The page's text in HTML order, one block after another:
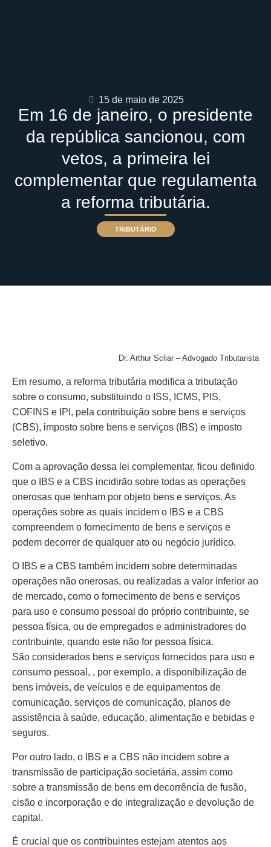
15 de maio de 2025
Em 16 de janeiro, o presidente
da república sancionou, com
vetos, a primeira lei
complementar que regulamenta
a reforma tributária.
TRIBUTÁRIO
Dr. Arthur Scliar – Advogado Tributarista
Em resumo, a reforma tributária modifica a tributação
sobre o consumo, substituindo o ISS, ICMS, PIS,
COFINS e IPI, pela contribuição sobre bens e serviços
(CBS), imposto sobre bens e serviços (IBS) e imposto
seletivo.
Com a aprovação dessa lei complementar, ficou definido
que o IBS e a CBS incidirão sobre todas as operações
onerosas que tenham por objeto bens e serviços. As
operações sobre as quais incidem o IBS e a CBS
compreendem o fornecimento de bens e serviços e
podem decorrer de qualquer ato ou negócio jurídico.
O IBS e a CBS também incidem sobre determinadas
operações não onerosas, ou realizadas a valor inferior ao
de mercado, como o fornecimento de bens e serviços
para uso e consumo pessoal do próprio contribuinte, se
pessoa física, ou de empregados e administradores do
contribuinte, quando este não for pessoa física.
São considerados bens e serviços fornecidos para uso e
consumo pessoal, , por exemplo, a disponibilização de
bens imóveis, de veículos e de equipamentos de
comunicação, serviços de comunicação, planos de
assistência à saúde, educação, alimentação e bebidas e
seguros.
Por outro lado, o IBS e a CBS não incidem sobre a
transmissão de participação societária, assim como
sobre a transmissão de bens em decorrência de fusão,
cisão e incorporação e de integralização e devolução de
capital.
É crucial que os contribuintes estejam atentos aos